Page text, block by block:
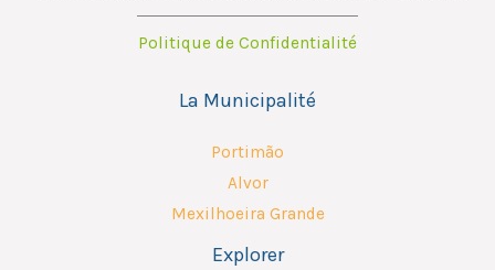
Politique de Confidentialité
La Municipalité
Portimão
Alvor
Mexilhoeira Grande
Explorer